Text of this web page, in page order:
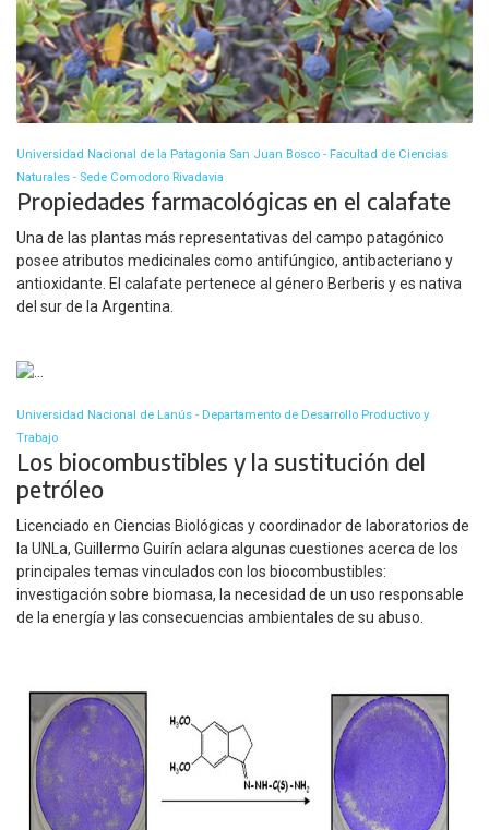
Universidad Nacional de la Patagonia San Juan Bosco - Facultad de Ciencias
Naturales - Sede Comodoro Rivadavia
Propiedades farmacológicas en el calafate
Una de las plantas más representativas del campo patagónico
posee atributos medicinales como antifúngico, antibacteriano y
antioxidante. El calafate pertenece al género Berberis y es nativa
del sur de la Argentina.
Universidad Nacional de Lanús - Departamento de Desarrollo Productivo y
Trabajo
Los biocombustibles y la sustitución del
petróleo
Licenciado en Ciencias Biológicas y coordinador de laboratorios de
la UNLa, Guillermo Guirín aclara algunas cuestiones acerca de los
principales temas vinculados con los biocombustibles:
investigación sobre biomasa, la necesidad de un uso responsable
de la energía y las consecuencias ambientales de su abuso.